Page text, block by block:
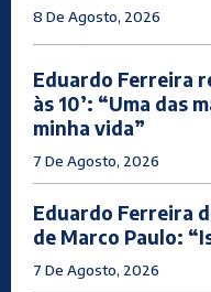
8 De Agosto, 2026
Eduardo Ferreira
às 10’: “Uma das
minha vida”
7 De Agosto, 2026
Eduardo Ferreira
de Marco Paulo:
7 De Agosto, 2026